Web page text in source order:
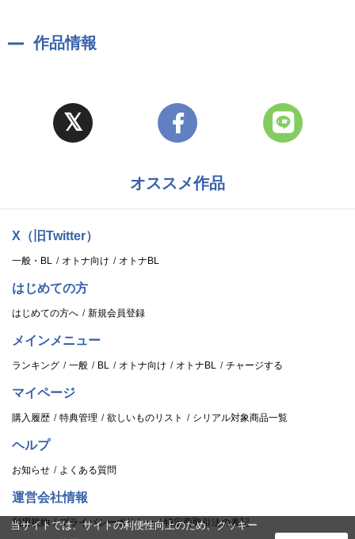
作品情報
オススメ作品
X（旧Twitter）
一般・BL オトナ向け オトナBL
はじめての方
はじめての方へ 新規会員登録
メインメニュー
ランキング 一般 BL オトナ向け オトナBL チャージする
マイページ
購入履歴 特典管理 欲しいものリスト シリアル対象商品一覧
ヘルプ
お知らせ よくある質問
運営会社情報
利用規約 プライバシーポリシー 特定商取引法の表記
当サイトでは、サイトの利便性向上のため、クッキー